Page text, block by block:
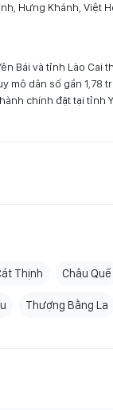
Hưng Khánh, Việt
Bái và tỉnh Lào Cai
mô dân số gần
chính đặt tại tỉnh
Thịnh Châu Quế
Thượng Bằng La